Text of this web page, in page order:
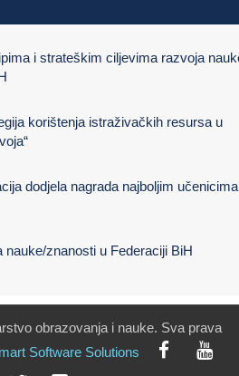
i strateškim ciljevima razvoja
korištenja istraživačkih resursa u
dodjela nagrada najboljim
znanosti u Federaciji BiH
obrazovanja i nauke. Sva prava
Software Solutions